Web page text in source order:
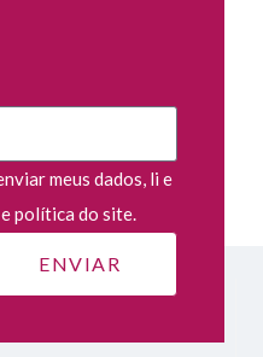
meus dados, li e
política do site.